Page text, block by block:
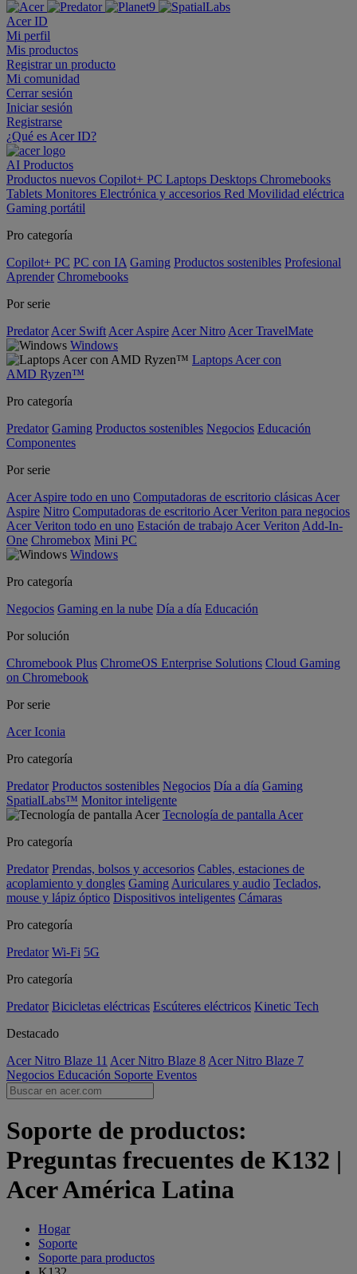
Acer ID
Mi perfil
Mis productos
Registrar un producto
Mi comunidad
Cerrar sesión
Iniciar sesión
Registrarse
¿Qué es Acer ID?
AI Productos
Productos nuevos Copilot+ PC Laptops Desktops Chromebooks
Tablets Monitores Electrónica y accesorios Red Movilidad eléctrica
Gaming portátil
Pro categoría
Copilot+ PC PC con IA Gaming Productos sostenibles Profesional
Aprender Chromebooks
Por serie
Predator Acer Swift Acer Aspire Acer Nitro Acer TravelMate
Windows
Laptops Acer con
AMD Ryzen™
Pro categoría
Predator Gaming Productos sostenibles Negocios Educación
Componentes
Por serie
Acer Aspire todo en uno Computadoras de escritorio clásicas Acer
Aspire Nitro Computadoras de escritorio Acer Veriton para negocios
Acer Veriton todo en uno Estación de trabajo Acer Veriton Add-In-
One Chromebox Mini PC
Windows
Pro categoría
Negocios Gaming en la nube Día a día Educación
Por solución
Chromebook Plus ChromeOS Enterprise Solutions Cloud Gaming
on Chromebook
Por serie
Acer Iconia
Pro categoría
Predator Productos sostenibles Negocios Día a día Gaming
SpatialLabs™ Monitor inteligente
Tecnología de pantalla Acer
Pro categoría
Predator Prendas, bolsos y accesorios Cables, estaciones de
acoplamiento y dongles Gaming Auriculares y audio Teclados,
mouse y lápiz óptico Dispositivos inteligentes Cámaras
Pro categoría
Predator Wi-Fi 5G
Pro categoría
Predator Bicicletas eléctricas Escúteres eléctricos Kinetic Tech
Destacado
Acer Nitro Blaze 11 Acer Nitro Blaze 8 Acer Nitro Blaze 7
Negocios Educación Soporte Eventos
Soporte de productos:
Preguntas frecuentes de K132 |
Acer América Latina
Hogar
Soporte
Soporte para productos